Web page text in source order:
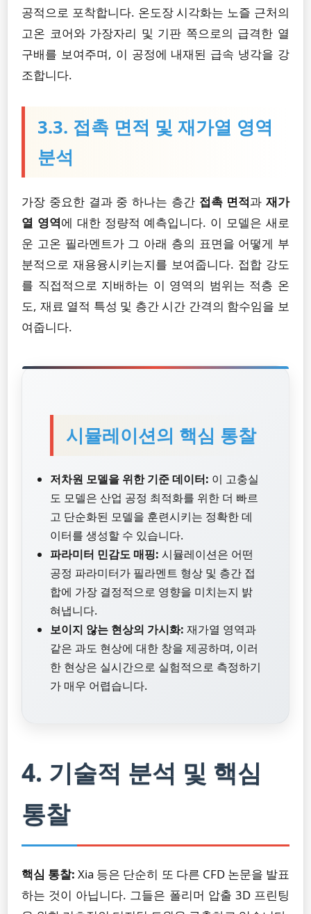
공적으로 포착합니다. 온도장 시각화는 노즐 근처의
고온 코어와 가장자리 및 기판 쪽으로의 급격한 열
구배를 보여주며, 이 공정에 내재된 급속 냉각을 강
조합니다.
3.3. 접촉 면적 및 재가열 영역
분석
가장 중요한 결과 중 하나는 층간 접촉 면적과 재가
열 영역에 대한 정량적 예측입니다. 이 모델은 새로
운 고온 필라멘트가 그 아래 층의 표면을 어떻게 부
분적으로 재용융시키는지를 보여줍니다. 접합 강도
를 직접적으로 지배하는 이 영역의 범위는 적층 온
도, 재료 열적 특성 및 층간 시간 간격의 함수임을 보
여줍니다.
시뮬레이션의 핵심 통찰
저차원 모델을 위한 기준 데이터: 이 고충실
도 모델은 산업 공정 최적화를 위한 더 빠르
고 단순화된 모델을 훈련시키는 정확한 데
이터를 생성할 수 있습니다.
파라미터 민감도 매핑: 시뮬레이션은 어떤
공정 파라미터가 필라멘트 형상 및 층간 접
합에 가장 결정적으로 영향을 미치는지 밝
혀냅니다.
보이지 않는 현상의 가시화: 재가열 영역과
같은 과도 현상에 대한 창을 제공하며, 이러
한 현상은 실시간으로 실험적으로 측정하기
가 매우 어렵습니다.
4. 기술적 분석 및 핵심
통찰
핵심 통찰: Xia 등은 단순히 또 다른 CFD 논문을 발표
하는 것이 아닙니다. 그들은 폴리머 압출 3D 프린팅